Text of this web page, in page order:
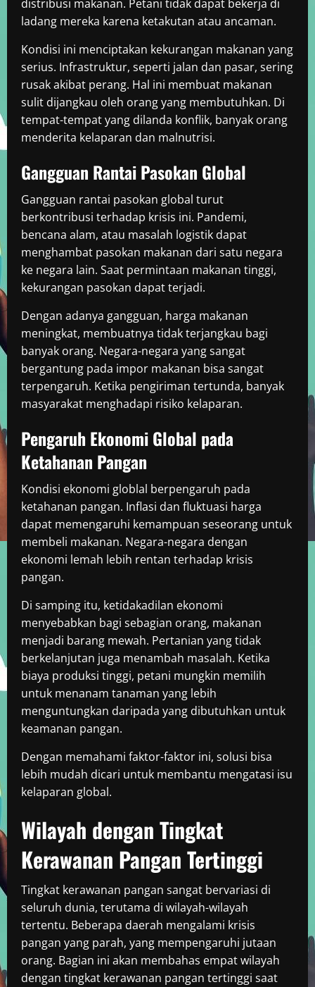
distribusi makanan. Petani tidak dapat bekerja di
ladang mereka karena ketakutan atau ancaman.
Kondisi ini menciptakan kekurangan makanan yang
serius. Infrastruktur, seperti jalan dan pasar, sering
rusak akibat perang. Hal ini membuat makanan
sulit dijangkau oleh orang yang membutuhkan. Di
tempat-tempat yang dilanda konflik, banyak orang
menderita kelaparan dan malnutrisi.
Gangguan Rantai Pasokan Global
Gangguan rantai pasokan global turut
berkontribusi terhadap krisis ini. Pandemi,
bencana alam, atau masalah logistik dapat
menghambat pasokan makanan dari satu negara
ke negara lain. Saat permintaan makanan tinggi,
kekurangan pasokan dapat terjadi.
Dengan adanya gangguan, harga makanan
meningkat, membuatnya tidak terjangkau bagi
banyak orang. Negara-negara yang sangat
bergantung pada impor makanan bisa sangat
terpengaruh. Ketika pengiriman tertunda, banyak
masyarakat menghadapi risiko kelaparan.
Pengaruh Ekonomi Global pada
Ketahanan Pangan
Kondisi ekonomi globlal berpengaruh pada
ketahanan pangan. Inflasi dan fluktuasi harga
dapat memengaruhi kemampuan seseorang untuk
membeli makanan. Negara-negara dengan
ekonomi lemah lebih rentan terhadap krisis
pangan.
Di samping itu, ketidakadilan ekonomi
menyebabkan bagi sebagian orang, makanan
menjadi barang mewah. Pertanian yang tidak
berkelanjutan juga menambah masalah. Ketika
biaya produksi tinggi, petani mungkin memilih
untuk menanam tanaman yang lebih
menguntungkan daripada yang dibutuhkan untuk
keamanan pangan.
Dengan memahami faktor-faktor ini, solusi bisa
lebih mudah dicari untuk membantu mengatasi isu
kelaparan global.
Wilayah dengan Tingkat
Kerawanan Pangan Tertinggi
Tingkat kerawanan pangan sangat bervariasi di
seluruh dunia, terutama di wilayah-wilayah
tertentu. Beberapa daerah mengalami krisis
pangan yang parah, yang mempengaruhi jutaan
orang. Bagian ini akan membahas empat wilayah
dengan tingkat kerawanan pangan tertinggi saat